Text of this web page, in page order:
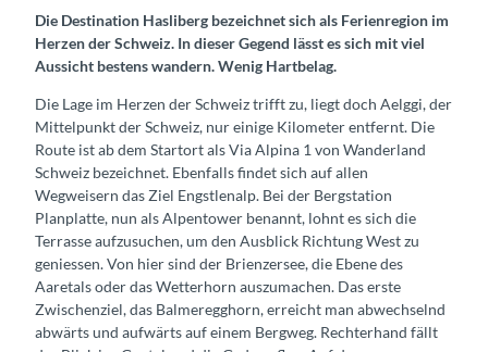
Die Destination Hasliberg bezeichnet sich als Ferienregion im
Herzen der Schweiz. In dieser Gegend lässt es sich mit viel
Aussicht bestens wandern. Wenig Hartbelag.
Die Lage im Herzen der Schweiz trifft zu, liegt doch Aelggi, der
Mittelpunkt der Schweiz, nur einige Kilometer entfernt. Die
Route ist ab dem Startort als Via Alpina 1 von Wanderland
Schweiz bezeichnet. Ebenfalls findet sich auf allen
Wegweisern das Ziel Engstlenalp. Bei der Bergstation
Planplatte, nun als Alpentower benannt, lohnt es sich die
Terrasse aufzusuchen, um den Ausblick Richtung West zu
geniessen. Von hier sind der Brienzersee, die Ebene des
Aaretals oder das Wetterhorn auszumachen. Das erste
Zwischenziel, das Balmeregghorn, erreicht man abwechselnd
abwärts und aufwärts auf einem Bergweg. Rechterhand fällt